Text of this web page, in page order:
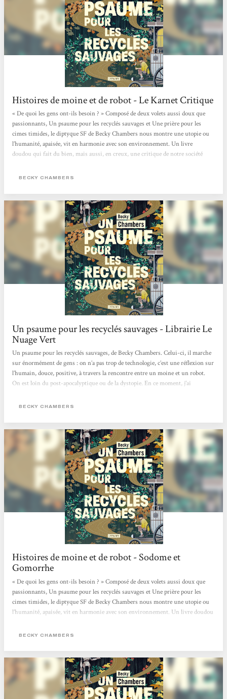
Histoires de moine et de robot - Le Karnet Critique
« De quoi les gens ont-ils besoin ? » Composé de deux volets aussi doux que
passionnants, Un psaume pour les recyclés sauvages et Une prière pour les
cimes timides, le diptyque SF de Becky Chambers nous montre une utopie ou
l’humanité, apaisée, vit en harmonie avec son environnement. Un livre
doudou qui fait du bien, mais aussi, en creux, une critique de notre société
interactions. > Écouter la chronique <
BECKY CHAMBERS
Un psaume pour les recyclés sauvages - Librairie Le
Nuage Vert
Un psaume pour les recyclés sauvages, de Becky Chambers. Celui-ci, il marche
sur énormément de gens : on n’a pas trop de technologie, c’est une réflexion sur
l’humain, douce, positive, à travers la rencontre entre un moine et un robot.
On est loin du post-apocalyptique ou de la dystopie. En ce moment, j’ai
que les gens ont besoin de ça. [...]
BECKY CHAMBERS
Histoires de moine et de robot - Sodome et
Gomorrhe
« De quoi les gens ont-ils besoin ? » Composé de deux volets aussi doux que
passionnants, Un psaume pour les recyclés sauvages et Une prière pour les
cimes timides, le diptyque SF de Becky Chambers nous montre une utopie ou
l’humanité, apaisée, vit en harmonie avec son environnement. Un livre doudou
où concurrence et compétition guident bon nombre de nos interactions.
entre eux et avec leur environnement. Dans ce monde apaisé,...
BECKY CHAMBERS